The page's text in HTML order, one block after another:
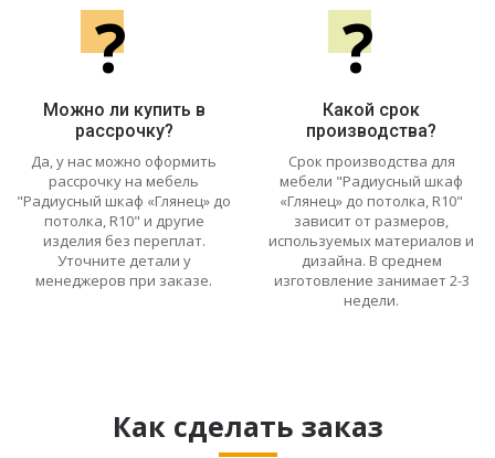
?
Можно ли купить в
рассрочку?
Да, у нас можно оформить
рассрочку на мебель
"Радиусный шкаф «Глянец» до
потолка, R10" и другие
изделия без переплат.
Уточните детали у
менеджеров при заказе.
?
Какой срок
производства?
Срок производства для
мебели "Радиусный шкаф
«Глянец» до потолка, R10"
зависит от размеров,
используемых материалов и
дизайна. В среднем
изготовление занимает 2-3
недели.
Как сделать заказ